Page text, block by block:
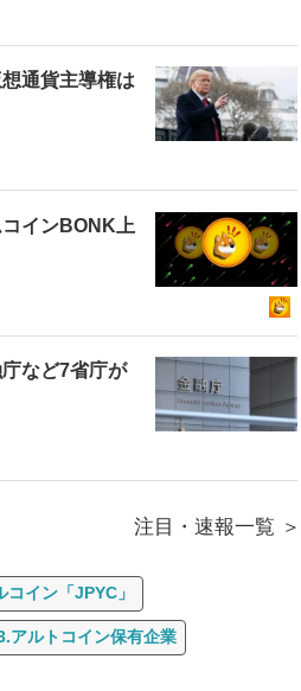
通貨主導権は
インBONK上
など7省庁が
注目・速報一覧
イン「JPYC」
アルトコイン保有企業